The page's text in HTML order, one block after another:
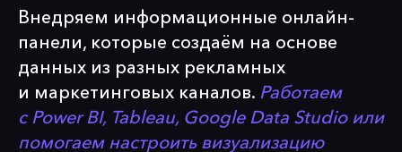
Внедряем информационные онлайн-
панели, которые создаём на основе
данных из разных рекламных
и маркетинговых каналов. Работаем
с Power BI, Tableau, Google Data Studio или
помогаем настроить визуализацию